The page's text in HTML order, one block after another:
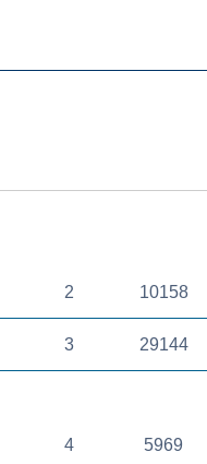
2 10158
3 29144
4 5969